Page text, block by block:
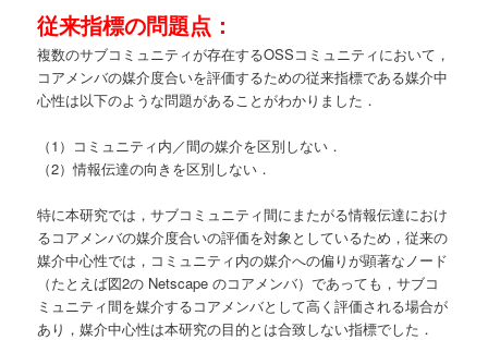
従来指標の問題点：
複数のサブコミュニティが存在するOSSコミュニティにおいて，
コアメンバの媒介度合いを評価するための従来指標である媒介中
心性は以下のような問題があることがわかりました．
（1）コミュニティ内／間の媒介を区別しない．
（2）情報伝達の向きを区別しない．
特に本研究では，サブコミュニティ間にまたがる情報伝達におけ
るコアメンバの媒介度合いの評価を対象としているため，従来の
媒介中心性では，コミュニティ内の媒介への偏りが顕著なノード
（たとえば図2の Netscape のコアメンバ）であっても，サブコ
ミュニティ間を媒介するコアメンバとして高く評価される場合が
あり，媒介中心性は本研究の目的とは合致しない指標でした．